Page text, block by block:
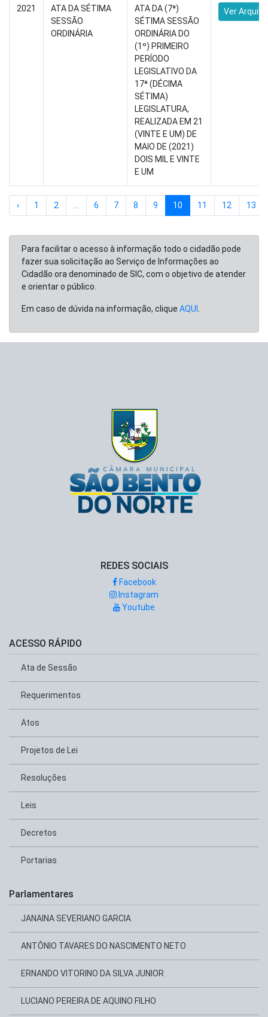
2021
ATA DA SÉTIMA
SESSÃO
ORDINÁRIA
ATA DA (7ª)
SÉTIMA SESSÃO
ORDINÁRIA DO
(1º) PRIMEIRO
PERÍODO
LEGISLATIVO DA
17ª (DÉCIMA
SÉTIMA)
LEGISLATURA,
REALIZADA EM 21
(VINTE E UM) DE
MAIO DE (2021)
DOIS MIL E VINTE
E UM
Ver Arquivo
‹ 1 2 ... 6 7 8 9 10 11 12 13
Para facilitar o acesso à informação todo o cidadão pode
fazer sua solicitação ao Serviço de Informações ao
Cidadão ora denominado de SIC, com o objetivo de atender
e orientar o público.
Em caso de dúvida na informação, clique AQUI .
REDES SOCIAIS
Facebook
Instagram
Youtube
ACESSO RÁPIDO
Ata de Sessão
Requerimentos
Atos
Projetos de Lei
Resoluções
Leis
Decretos
Portarias
Parlamentares
JANAINA SEVERIANO GARCIA
ANTÔNIO TAVARES DO NASCIMENTO NETO
ERNANDO VITORINO DA SILVA JUNIOR
LUCIANO PEREIRA DE AQUINO FILHO